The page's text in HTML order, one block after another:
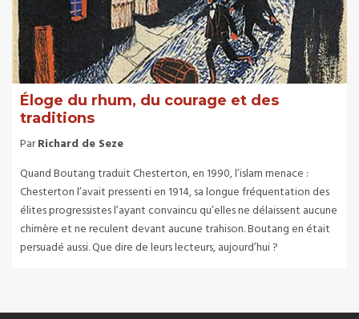
Éloge du rhum, du courage et des
traditions
ParRichard de Seze
Quand Boutang traduit Chesterton, en 1990, l’islam menace :
Chesterton l’avait pressenti en 1914, sa longue fréquentation des
élites progressistes l’ayant convaincu qu’elles ne délaissent aucune
chimère et ne reculent devant aucune trahison. Boutang en était
persuadé aussi. Que dire de leurs lecteurs, aujourd’hui ?